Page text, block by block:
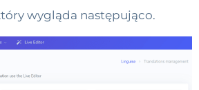
wygląda następująco.